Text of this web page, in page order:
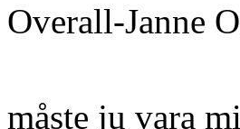
Overall-Janne
måste ju vara